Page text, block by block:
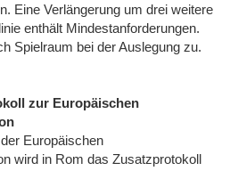
Eine Verlängerung um drei weitere
enthält Mindestanforderungen.
Spielraum bei der Auslegung zu.
zur Europäischen
Europäischen
wird in Rom das Zusatzprotokoll